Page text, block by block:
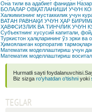
Она тили ва адабиет фанидан
БОЛАЛАР ОВҚАТЛАНИШИ УЧУН
Халкимизнинг мустаккилик учун
ВАТАН РАВНАҚИ УЧУН ҲАР
ҲАВФСИЗЛИК ВА ТИНЧЛИК УЧУН
Субъектнинг хусусий капитали,
Туркистон ҳалқларининг ўз эрки ва
Ҳимояланган корпоратив
Математик моделлаштириш учун
Математик моделлаштириш
Hurmatli sayti
Biz sizga ro'yhatdan o'tishniyoki
TEGLAR